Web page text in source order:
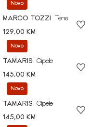
Novo
MARCO TOZZI
Tene
129,00 KM
Novo
TAMARIS
Cipele
145,00 KM
Novo
TAMARIS
Cipele
145,00 KM